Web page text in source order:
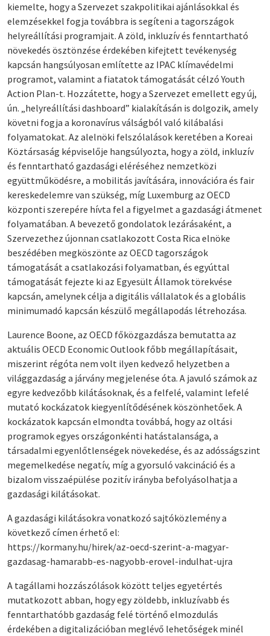
kiemelte, hogy a Szervezet szakpolitikai ajánlásokkal és
elemzésekkel fogja továbbra is segíteni a tagországok
helyreállítási programjait. A zöld, inkluzív és fenntartható
növekedés ösztönzése érdekében kifejtett tevékenység
kapcsán hangsúlyosan említette az IPAC klímavédelmi
programot, valamint a fiatatok támogatását célzó Youth
Action Plan-t. Hozzátette, hogy a Szervezet emellett egy új,
ún. „helyreállítási dashboard” kialakításán is dolgozik, amely
követni fogja a koronavírus válságból való kilábalási
folyamatokat. Az alelnöki felszólalások keretében a Koreai
Köztársaság képviselője hangsúlyozta, hogy a zöld, inkluzív
és fenntartható gazdasági eléréséhez nemzetközi
együttműködésre, a mobilitás javítására, innovációra és fair
kereskedelemre van szükség, míg Luxemburg az OECD
központi szerepére hívta fel a figyelmet a gazdasági átmenet
folyamatában. A bevezető gondolatok lezárásaként, a
Szervezethez újonnan csatlakozott Costa Rica elnöke
beszédében megköszönte az OECD tagországok
támogatását a csatlakozási folyamatban, és egyúttal
támogatását fejezte ki az Egyesült Államok törekvése
kapcsán, amelynek célja a digitális vállalatok és a globális
minimumadó kapcsán készülő megállapodás létrehozása.
Laurence Boone, az OECD főközgazdásza bemutatta az
aktuális OECD Economic Outlook főbb megállapításait,
miszerint régóta nem volt ilyen kedvező helyzetben a
világgazdaság a járvány megjelenése óta. A javuló számok az
egyre kedvezőbb kilátásoknak, és a felfelé, valamint lefelé
mutató kockázatok kiegyenlítődésének köszönhetőek. A
kockázatok kapcsán elmondta továbbá, hogy az oltási
programok egyes országonkénti hatástalansága, a
társadalmi egyenlőtlenségek növekedése, és az adósságszint
megemelkedése negatív, míg a gyorsuló vakcináció és a
bizalom visszaépülése pozitív irányba befolyásolhatja a
gazdasági kilátásokat.
A gazdasági kilátásokra vonatkozó sajtóközlemény a
következő címen érhető el:
https://kormany.hu/hirek/az-oecd-szerint-a-magyar-
gazdasag-hamarabb-es-nagyobb-erovel-indulhat-ujra
A tagállami hozzászólások között teljes egyetértés
mutatkozott abban, hogy egy zöldebb, inkluzívabb és
fenntarthatóbb gazdaság felé történő elmozdulás
érdekében a digitalizációban meglévő lehetőségek minél